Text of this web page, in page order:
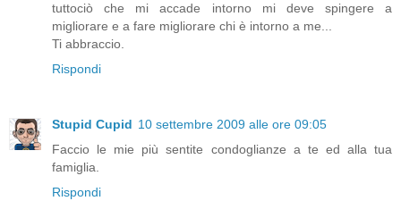
tuttociò che mi accade intorno mi deve spingere a
migliorare e a fare migliorare chi è intorno a me...
Ti abbraccio.
Rispondi
Stupid Cupid 10 settembre 2009 alle ore 09:05
Faccio le mie più sentite condoglianze a te ed alla tua
famiglia.
Rispondi